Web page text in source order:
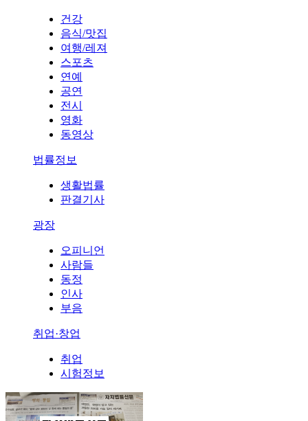
건강
음식/맛집
여행/레져
스포츠
연예
공연
전시
영화
동영상
법률정보
생활법률
판결기사
광장
오피니언
사람들
동정
인사
부음
취업·창업
취업
시험정보